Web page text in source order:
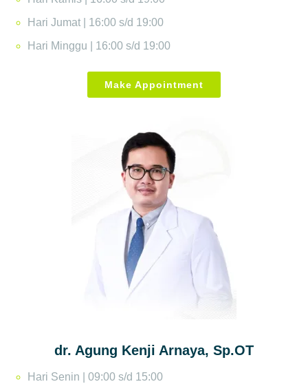
Hari Jumat | 16:00 s/d 19:00
Hari Minggu | 16:00 s/d 19:00
Make Appointment
dr. Agung Kenji Arnaya, Sp.OT
Hari Senin | 09:00 s/d 15:00